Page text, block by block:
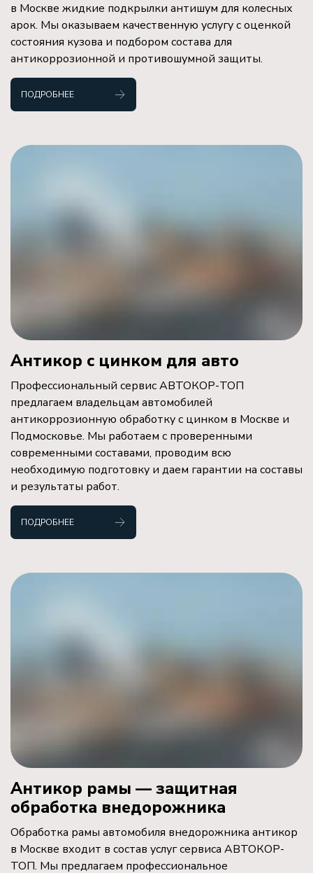
в Москве жидкие подкрылки антишум для колесных
арок. Мы оказываем качественную услугу с оценкой
состояния кузова и подбором состава для
антикоррозионной и противошумной защиты.
ПОДРОБНЕЕ
Антикор с цинком для авто
Профессиональный сервис АВТОКОР-ТОП
предлагаем владельцам автомобилей
антикоррозионную обработку с цинком в Москве и
Подмосковье. Мы работаем с проверенными
современными составами, проводим всю
необходимую подготовку и даем гарантии на составы
и результаты работ.
ПОДРОБНЕЕ
Антикор рамы — защитная
обработка внедорожника
Обработка рамы автомобиля внедорожника антикор
в Москве входит в состав услуг сервиса АВТОКОР-
ТОП. Мы предлагаем профессиональное